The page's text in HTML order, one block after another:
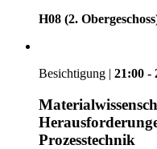
H08 (2.
Besichtigung | 21:00 -
Prozesstechnik